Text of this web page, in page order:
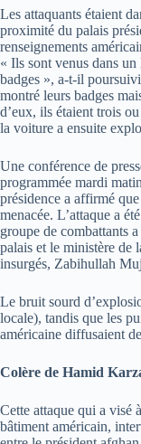
Les attaquants étaient
proximité du palais
renseignements
« Ils sont venus dans
badges », a-t-il
montré leurs badges
d’eux, ils étaient trois
la voiture a ensuite
Une conférence de
programmée mardi
présidence a affirmé
menacée. L’attaque a
groupe de combattants
palais et le ministère de
insurgés, Zabihullah
Le bruit sourd
locale), tandis que les
américaine diffusaient
Colère de Hamid
Cette attaque qui a visé
bâtiment américain,